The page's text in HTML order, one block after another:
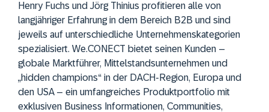
Henry Fuchs und Jörg Thinius profitieren alle von
langjähriger Erfahrung in dem Bereich B2B und sind
jeweils auf unterschiedliche Unternehmenskategorien
spezialisiert. We.CONECT bietet seinen Kunden –
globale Marktführer, Mittelstandsunternehmen und
„hidden champions“ in der DACH-Region, Europa und
den USA – ein umfangreiches Produktportfolio mit
exklusiven Business Informationen, Communities,